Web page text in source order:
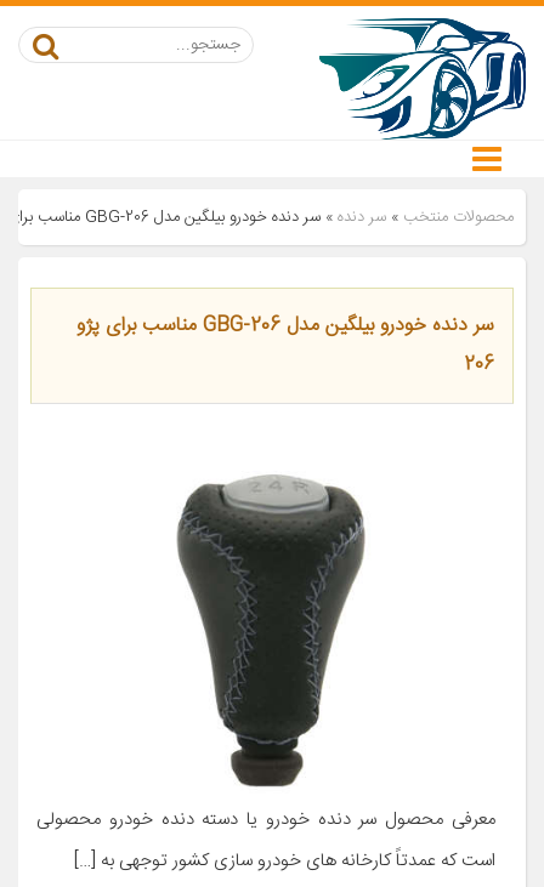
محصولات منتخب » سر دنده» سر دنده خودرو بیلگین مدل 206-GBG مناسب برای پژو 206
سر دنده خودرو بیلگین مدل 206-GBG مناسب برای پژو
206
معرفی محصول سر دنده خودرو یا دسته دنده خودرو محصولی
است که عمدتاً کارخانه های خودرو سازی کشور توجهی به […]